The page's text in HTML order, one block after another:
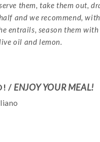
them, take them out,
and we recommend,
entrails, season them with
oil and lemon.
/ ENJOY YOUR MEAL!